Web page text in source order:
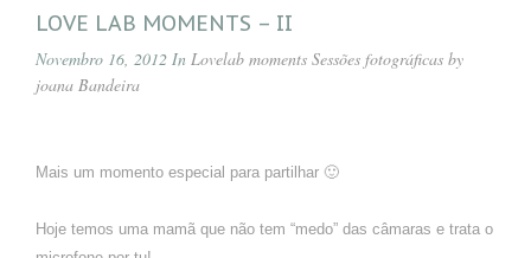
LOVE LAB MOMENTS – II
Novembro 16, 2012 In Lovelab moments Sessões fotográficas by
joana Bandeira
Mais um momento especial para partilhar 🙂
Hoje temos uma mamã que não tem “medo” das câmaras e trata o